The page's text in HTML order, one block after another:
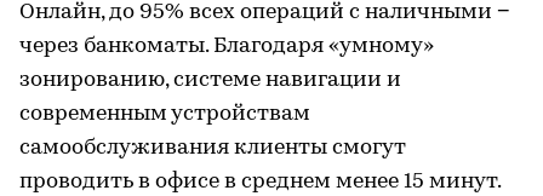
Онлайн, до 95% всех операций с наличными −
через банкоматы. Благодаря «умному»
зонированию, системе навигации и
современным устройствам
самообслуживания клиенты смогут
проводить в офисе в среднем менее 15 минут.